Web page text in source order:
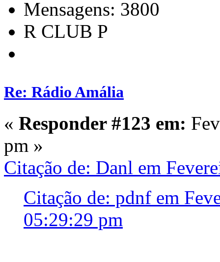
Mensagens: 3800
R CLUB P
Re: Rádio Amália
« Responder #123 em:
pm »
Citação de: Danl em
Citação de: pdnf em
05:29:29 pm